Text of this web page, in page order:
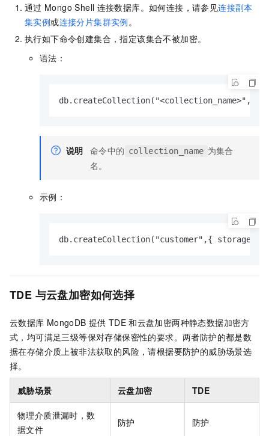
通过 Mongo Shell 连接数据库。如何连接，请参见连接副本
集实例或连接分片集群实例 。
执行如下命令创建集合，指定该集合不被加密。
语法：
db.createCollection("<collection_name>",{
说明 命令中的 collection_name 为集合
名。
示例：
db.createCollection("customer",{
TDE 与云盘加密如何选择
云数据库 MongoDB 提供 TDE 和云盘加密两种静态数据加密方
式，均可满足三级等保对存储保密性的要求。两者防护的都是数
据在存储介质上被非法获取的风险，请根据要防护的威胁场景选
择。
威胁场景 云盘加密 TDE
物理介质泄漏时，数
据文件
防护 防护